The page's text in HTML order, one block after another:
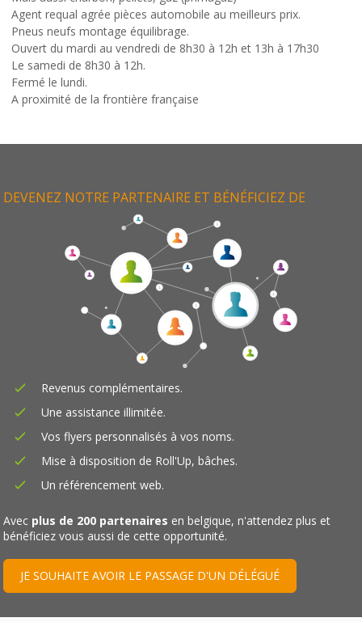
Agent requal agrée pièces automobile au meilleurs prix.
Pneus neufs montage équilibrage.
Ouvert du mardi au vendredi de 8h30 à 12h et 13h à 17h30
Le samedi de 8h30 à 12h.
Fermé le lundi.
A proximité de la frontière française
DEVENEZ NOTRE PARTENAIRE ET BÉNÉFICIEZ DE
Revenus complémentaires.
Une assistance illimitée.
Vos flyers personnalisés à vos noms.
Mise à disposition de Roll'Up, bâches.
Un référencement web.
Avec plus de 200 partenaires en belgique, n'attendez plus et
bénéficiez vous aussi de cette opportunité.
JE SOUHAITE AVOIR LE PASSAGE D'UN DÉLÉGUÉ